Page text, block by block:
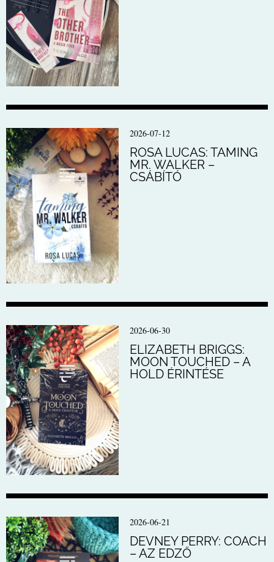
2026-07-12
ROSA LUCAS: TAMING
MR. WALKER –
CSÁBÍTÓ
2026-06-30
ELIZABETH BRIGGS:
MOON TOUCHED – A
HOLD ÉRINTÉSE
2026-06-21
DEVNEY PERRY: COACH
– AZ EDZŐ